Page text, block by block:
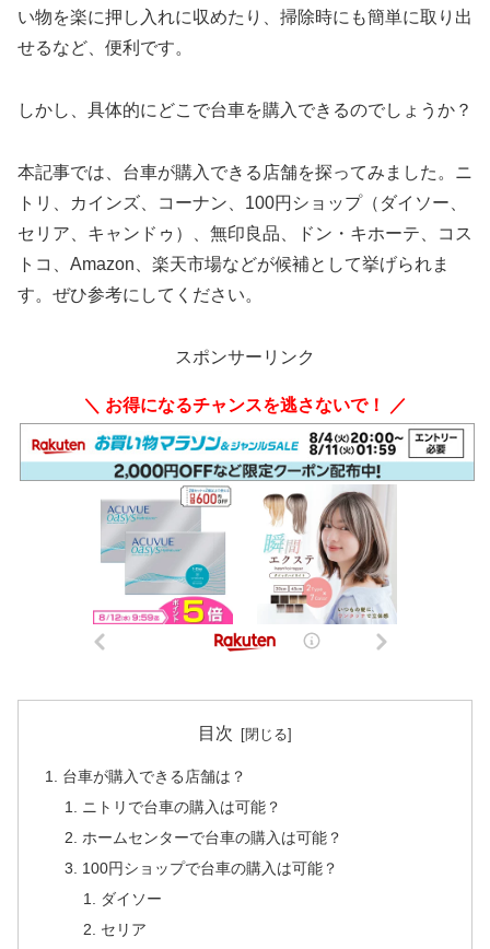
い物を楽に押し入れに収めたり、掃除時にも簡単に取り出
せるなど、便利です。
しかし、具体的にどこで台車を購入できるのでしょうか？
本記事では、台車が購入できる店舗を探ってみました。ニ
トリ、カインズ、コーナン、100円ショップ（ダイソー、
セリア、キャンドゥ）、無印良品、ドン・キホーテ、コス
トコ、Amazon、楽天市場などが候補として挙げられま
す。ぜひ参考にしてください。
スポンサーリンク
＼ お得になるチャンスを逃さないで！ ／
目次
台車が購入できる店舗は？
ニトリで台車の購入は可能？
ホームセンターで台車の購入は可能？
100円ショップで台車の購入は可能？
ダイソー
セリア